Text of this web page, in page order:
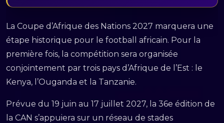
La Coupe d’Afrique des Nations 2027 marquera une
étape historique pour le football africain. Pour la
première fois, la compétition sera organisée
conjointement par trois pays d’Afrique de l’Est : le
Kenya, l’Ouganda et la Tanzanie.
Prévue du 19 juin au 17 juillet 2027, la 36e édition de
la CAN s’appuiera sur un réseau de stades